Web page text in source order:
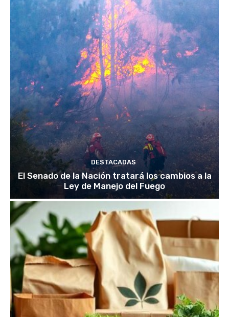
DESTACADAS
El Senado de la Nación tratará los cambios a la
Ley de Manejo del Fuego